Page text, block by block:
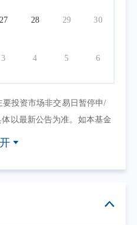
27 28 29 30
3 4 5 6
投资市场非交易日暂停申/
以最新公告为准。如本基金
有其他交易状态限制的，可点
放日安排，如需要查询本基